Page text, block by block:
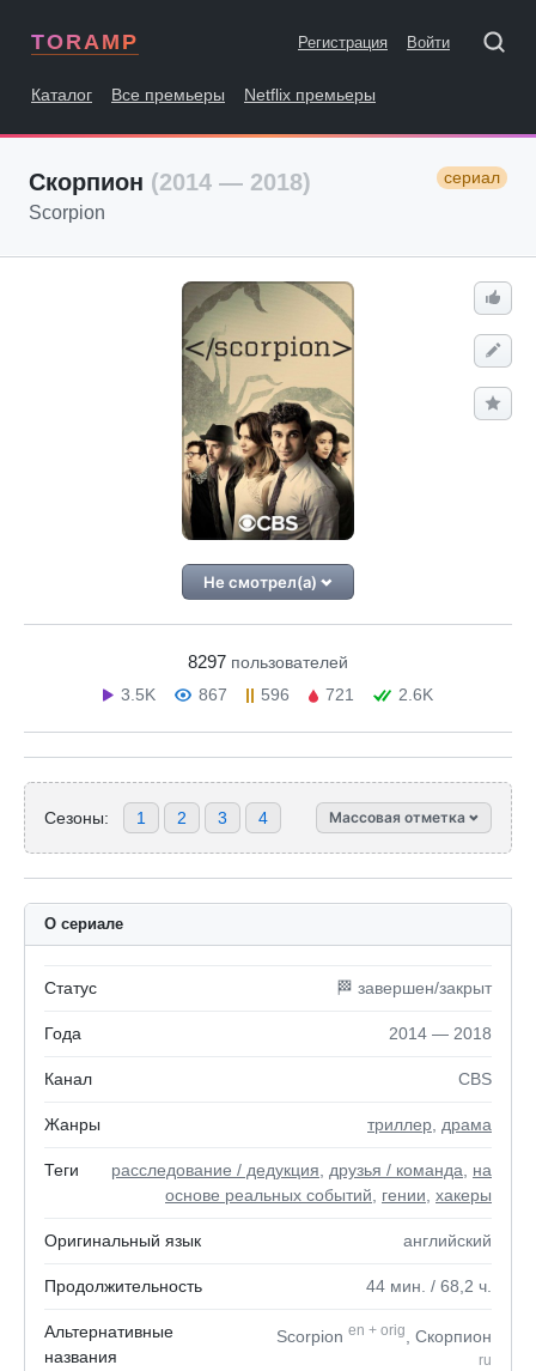
TORAMP Регистрация Войти
Каталог Все премьеры Netflix премьеры
Скорпион (2014 — 2018) сериал
Scorpion
Не смотрел(а)
8297 пользователей
3.5K
867 596 721 2.6K
Сезоны: 1 2 3 4 Массовая отметка
О сериале
Статус 🏁 завершен/закрыт
Года 2014 — 2018
Канал CBS
Жанры триллер драма
Теги расследование / дедукция друзья / команда
на
основе реальных событий
гении хакеры
Оригинальный язык английский
Продолжительность 44 мин. / 68,2 ч.
Альтернативные
названия
Scorpion en + orig , Скорпион
ru